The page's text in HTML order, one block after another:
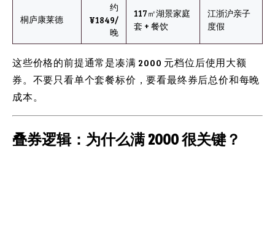
桐庐康莱德
约
¥1849/
晚
117㎡湖景家庭
套 + 餐饮
江浙沪亲子
度假
这些价格的前提通常是凑满 2000 元档位后使用大额
券。不要只看单个套餐标价，要看最终券后总价和每晚
成本。
叠券逻辑：为什么满 2000 很关键？